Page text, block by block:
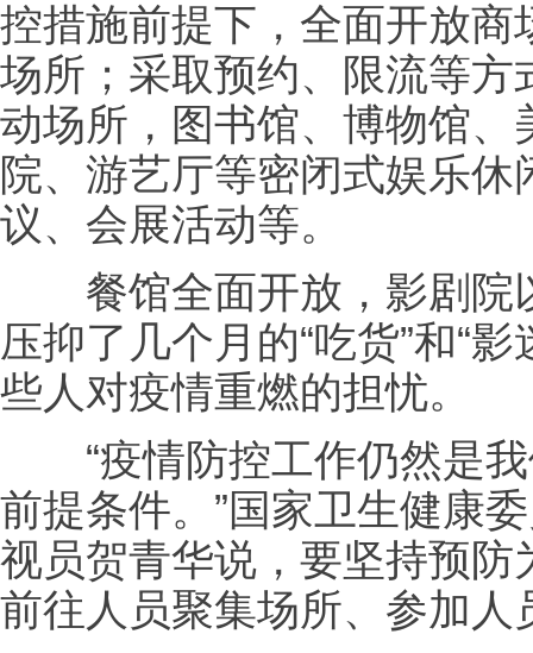
控措施前提下，全面开放
场所；采取预约、限流等
动场所，图书馆、博物馆
院、游艺厅等密闭式娱乐
议、会展活动等。
餐馆全面开放，影剧院
压抑了几个月的“吃货”和“
些人对疫情重燃的担忧。
“疫情防控工作仍然是我
前提条件。”国家卫生健康
视员贺青华说，要坚持预
前往人员聚集场所、参加